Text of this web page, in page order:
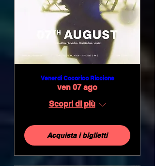
Venerdi Cocorico Riccione
ven 07 ago
Scopri di più
Acquista i biglietti